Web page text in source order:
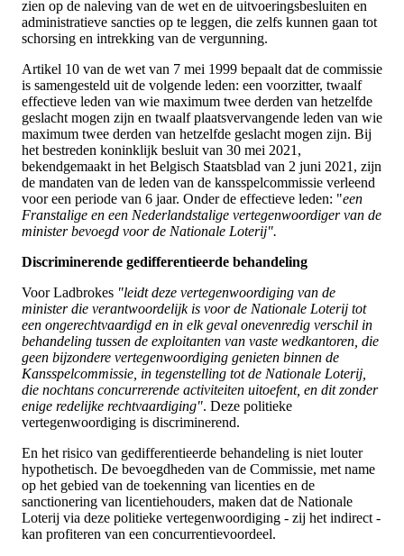
zien op de naleving van de wet en de uitvoeringsbesluiten en
administratieve sancties op te leggen, die zelfs kunnen gaan tot
schorsing en intrekking van de vergunning.
Artikel 10 van de wet van 7 mei 1999 bepaalt dat de commissie
is samengesteld uit de volgende leden: een voorzitter, twaalf
effectieve leden van wie maximum twee derden van hetzelfde
geslacht mogen zijn en twaalf plaatsvervangende leden van wie
maximum twee derden van hetzelfde geslacht mogen zijn. Bij
het bestreden koninklijk besluit van 30 mei 2021,
bekendgemaakt in het Belgisch Staatsblad van 2 juni 2021, zijn
de mandaten van de leden van de kansspelcommissie verleend
voor een periode van 6 jaar. Onder de effectieve leden: "een
Franstalige en een Nederlandstalige vertegenwoordiger van de
minister bevoegd voor de Nationale Loterij".
Discriminerende gedifferentieerde behandeling
Voor Ladbrokes "leidt deze vertegenwoordiging van de
minister die verantwoordelijk is voor de Nationale Loterij tot
een ongerechtvaardigd en in elk geval onevenredig verschil in
behandeling tussen de exploitanten van vaste wedkantoren, die
geen bijzondere vertegenwoordiging genieten binnen de
Kansspelcommissie, in tegenstelling tot de Nationale Loterij,
die nochtans concurrerende activiteiten uitoefent, en dit zonder
enige redelijke rechtvaardiging". Deze politieke
vertegenwoordiging is discriminerend.
En het risico van gedifferentieerde behandeling is niet louter
hypothetisch. De bevoegdheden van de Commissie, met name
op het gebied van de toekenning van licenties en de
sanctionering van licentiehouders, maken dat de Nationale
Loterij via deze politieke vertegenwoordiging - zij het indirect -
kan profiteren van een concurrentievoordeel.